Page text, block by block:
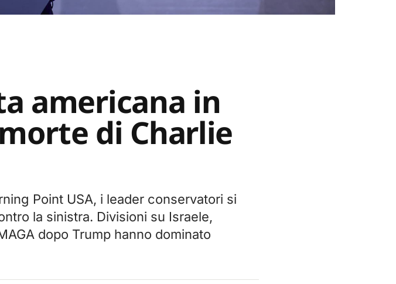
americana in
di Charlie
Point USA, i leader conservatori si
la sinistra. Divisioni su Israele,
dopo Trump hanno dominato